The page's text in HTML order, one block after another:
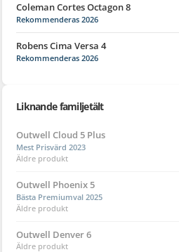
Coleman Cortes Octagon 8
Rekommenderas 2026
Robens Cima Versa 4
Rekommenderas 2026
Liknande familjetält
Outwell Cloud 5 Plus
Mest Prisvärd 2023
Äldre produkt
Outwell Phoenix 5
Bästa Premiumval 2025
Äldre produkt
Outwell Denver 6
Äldre produkt